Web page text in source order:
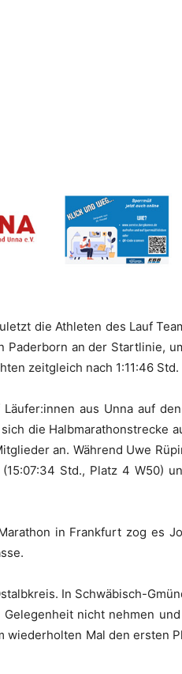
die Athleten des Lauf
an der Startlinie,
zeitgleich nach 1:11:46 Std.
aus Unna auf
die Halbmarathonstrecke
an. Während Uwe
Std., Platz 4 W50)
in Frankfurt zog es
In Schwäbisch-
nicht nehmen
wiederholten Mal den ersten